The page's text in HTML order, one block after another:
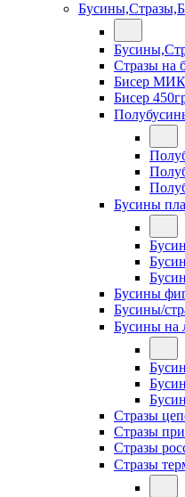
Стразы на
Бисер
Бисер
Бусины
Бусины
Бусины/
Бусины на
Стразы
Стразы
Стразы
Стразы